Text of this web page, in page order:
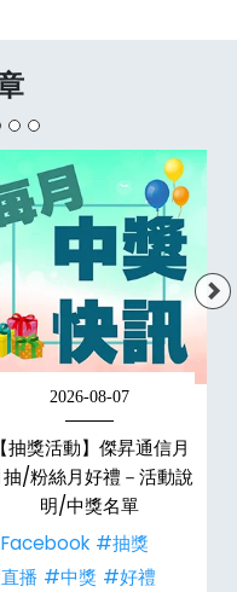
2026-08-07
【抽獎活動】傑昇通信月
抽/粉絲月好禮－活動說
明/中獎名單
#抽獎
播 #中獎 #好禮